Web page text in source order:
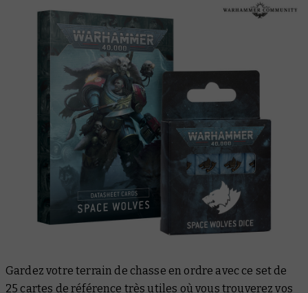
Gardez votre terrain de chasse en ordre avec ce set de
25 cartes de référence très utiles où vous trouverez vos